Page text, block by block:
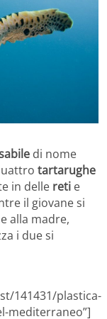
di nome
tartarughe
in delle reti e
il giovane si
alla madre,
i due si
141431/plastica-
mediterraneo”]